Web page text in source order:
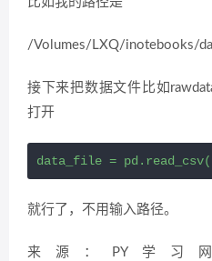
/Volumes/LXQ/inotebooks/
接下来把数据文件比如
打开
data_file =
就行了，不用输入路径。
来源：PY学习